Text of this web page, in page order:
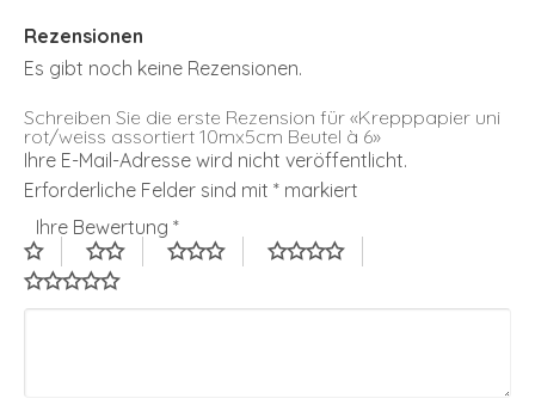
Rezensionen
Es gibt noch keine Rezensionen.
Schreiben Sie die erste Rezension für «Krepppapier uni
rot/weiss assortiert 10mx5cm Beutel à 6»
Ihre E-Mail-Adresse wird nicht veröffentlicht.
Erforderliche Felder sind mit * markiert
Ihre Bewertung *